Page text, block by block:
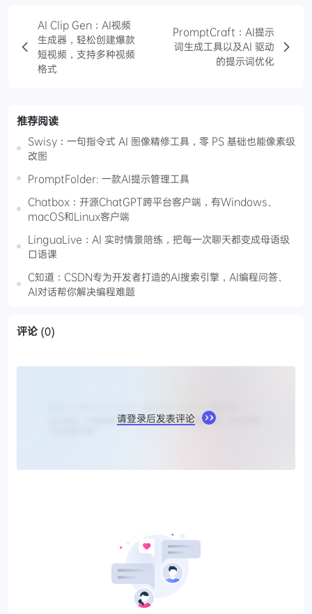
AI Clip Gen：AI视频
生成器，轻松创建爆款
短视频，支持多种视频
格式
PromptCraft：AI提示
词生成工具以及AI 驱动
的提示词优化
推荐阅读
Swisy：一句指令式 AI 图像精修工具，零 PS 基础也能像素级
改图
PromptFolder: 一款AI提示管理工具
Chatbox：开源ChatGPT跨平台客户端，有Windows、
macOS和Linux客户端
LinguaLive：AI 实时情景陪练，把每一次聊天都变成母语级
口语课
C知道：CSDN专为开发者打造的AI搜索引擎，AI编程问答、
AI对话帮你解决编程难题
评论 (0)
请登录后发表评论